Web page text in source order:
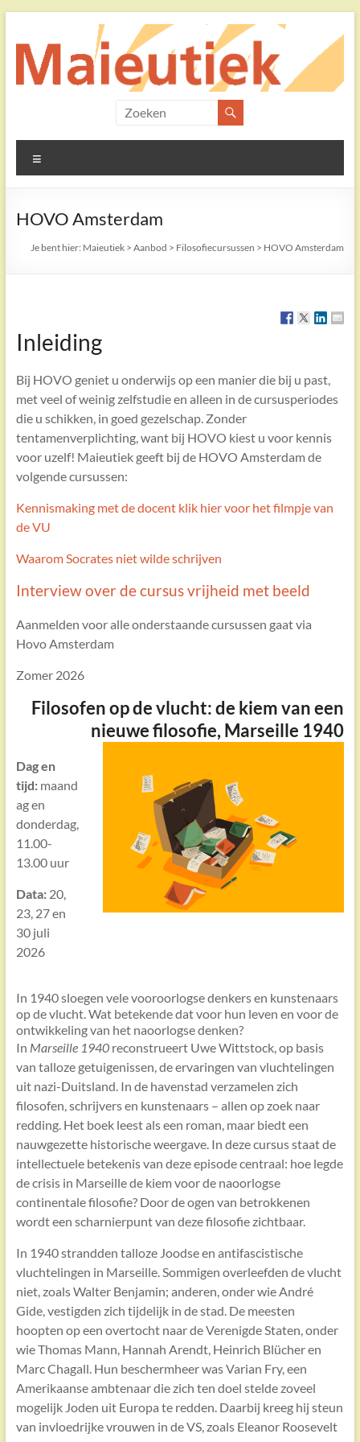
inhoud
Maieutiek
Filosofische
Praktijk
HOVO Amsterdam
Je bent hier: Maieutiek >Aanbod > Filosofiecursussen > HOVO Amsterdam
Inleiding
Bij HOVO geniet u onderwijs op een manier die bij u past,
met veel of weinig zelfstudie en alleen in de cursusperiodes
die u schikken, in goed gezelschap. Zonder
tentamenverplichting, want bij HOVO kiest u voor kennis
voor uzelf! Maieutiek geeft bij de HOVO Amsterdam de
volgende cursussen:
Kennismaking met de docent klik hier voor het filmpje van
de VU
Waarom Socrates niet wilde schrijven
Interview over de cursus vrijheid met beeld
Aanmelden voor alle onderstaande cursussen gaat via
Hovo Amsterdam
Zomer 2026
Filosofen op de vlucht: de kiem van een
nieuwe filosofie, Marseille 1940
Dag en
tijd: maand
ag en
donderdag,
11.00-
13.00 uur
Data: 20,
23, 27 en
30 juli
2026
In 1940 sloegen vele vooroorlogse denkers en kunstenaars
op de vlucht. Wat betekende dat voor hun leven en voor de
ontwikkeling van het naoorlogse denken?
In Marseille 1940reconstrueert Uwe Wittstock, op basis
van talloze getuigenissen, de ervaringen van vluchtelingen
uit nazi-Duitsland. In de havenstad verzamelen zich
filosofen, schrijvers en kunstenaars – allen op zoek naar
redding. Het boek leest als een roman, maar biedt een
nauwgezette historische weergave. In deze cursus staat de
intellectuele betekenis van deze episode centraal: hoe legde
de crisis in Marseille de kiem voor de naoorlogse
continentale filosofie? Door de ogen van betrokkenen
wordt een scharnierpunt van deze filosofie zichtbaar.
In 1940 strandden talloze Joodse en antifascistische
vluchtelingen in Marseille. Sommigen overleefden de vlucht
niet, zoals Walter Benjamin; anderen, onder wie André
Gide, vestigden zich tijdelijk in de stad. De meesten
hoopten op een overtocht naar de Verenigde Staten, onder
wie Thomas Mann, Hannah Arendt, Heinrich Blücher en
Marc Chagall. Hun beschermheer was Varian Fry, een
Amerikaanse ambtenaar die zich ten doel stelde zoveel
mogelijk Joden uit Europa te redden. Daarbij kreeg hij steun
van invloedrijke vrouwen in de VS, zoals Eleanor Roosevelt